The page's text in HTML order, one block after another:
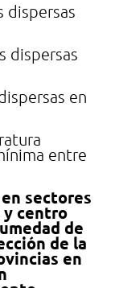
dispersas
dispersas
en
entre
sectores
centro
de
de la
en